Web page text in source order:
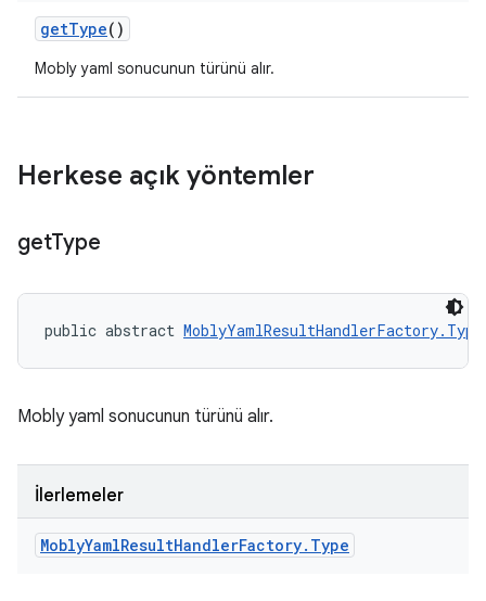
getType()
Mobly yaml sonucunun türünü alır.
Herkese açık yöntemler
getType
public abstract MoblyYamlResultHandlerFactory.Type
Mobly yaml sonucunun türünü alır.
İlerlemeler
MoblyYamlResultHandlerFactory. Type